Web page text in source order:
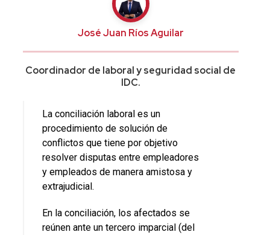
José Juan Ríos Aguilar
Coordinador de laboral y seguridad social de
IDC.
La conciliación laboral es un
procedimiento de solución de
conflictos que tiene por objetivo
resolver disputas entre empleadores
y empleados de manera amistosa y
extrajudicial.
En la conciliación, los afectados se
reúnen ante un tercero imparcial (del